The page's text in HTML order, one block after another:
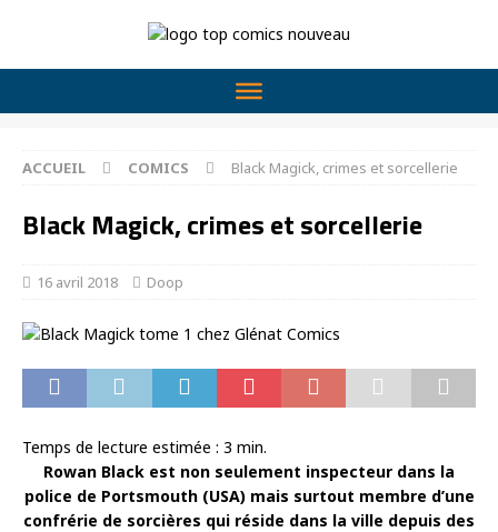
ACCUEIL COMICS Black Magick, crimes et sorcellerie
Black Magick, crimes et sorcellerie
16 avril 2018 Doop
Temps de lecture estimée : 3 min.
Rowan Black est non seulement inspecteur dans la
police de Portsmouth (USA) mais surtout membre d’une
confrérie de sorcières qui réside dans la ville depuis des